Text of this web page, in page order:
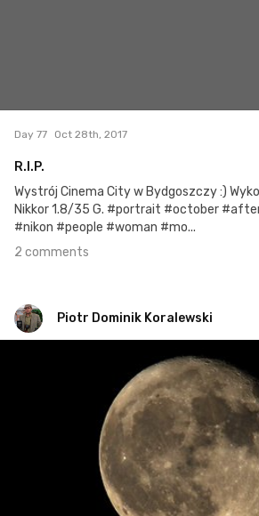
Day 77 Oct 28th, 2017
R.I.P.
Wystrój Cinema City w Bydgoszczy :)
Nikkor 1.8/35 G. #portrait #october
#nikon #people #woman #mo...
2 comments
Piotr Dominik Koralewski
Piotr Dominik Koralewski